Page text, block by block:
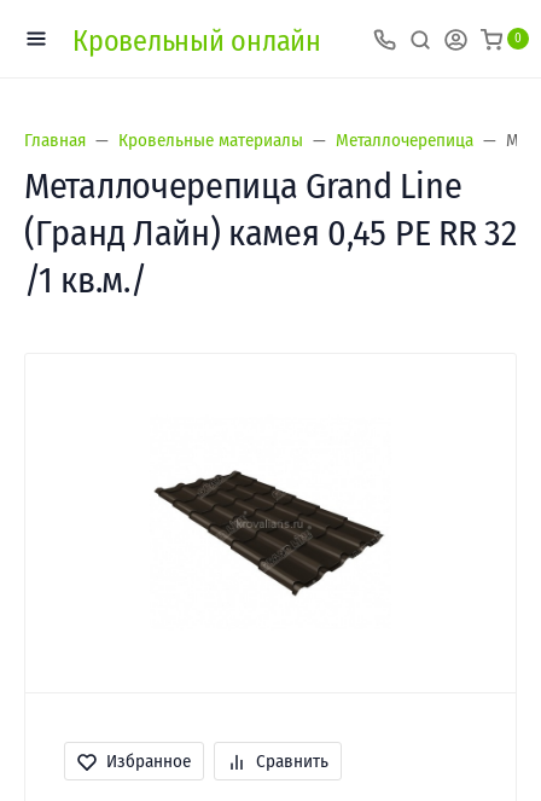
Кровельный онлайн 0
Главная Кровельные материалы Металлочерепица
Металлочерепица Grand Line
(Гранд Лайн) камея 0,45 PE RR 32
/1 кв.м./
Избранное Сравнить